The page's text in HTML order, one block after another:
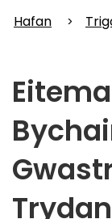
Hafan